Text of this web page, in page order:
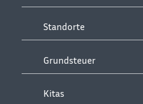
Standorte
Grundsteuer
Kitas